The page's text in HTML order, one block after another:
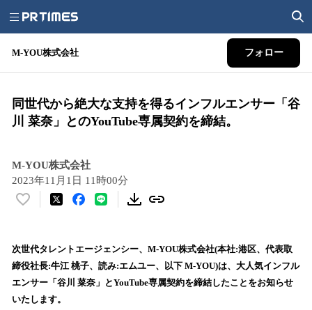
M-YOU株式会社 フォロー
同世代から絶大な支持を得るインフルエンサー「谷
川 菜奈」とのYouTube専属契約を締結。
M-YOU株式会社
2023年11月1日 11時00分
い
！
数
を
読
次世代タレントエージェンシー、M-YOU株式会社(本社:港区、代表取
締役社長:牛江 桃子、読み:エムユー、以下 M-YOU)は、大人気インフル
エンサー「谷川 菜奈」とYouTube専属契約を締結したことをお知らせ
いたします。